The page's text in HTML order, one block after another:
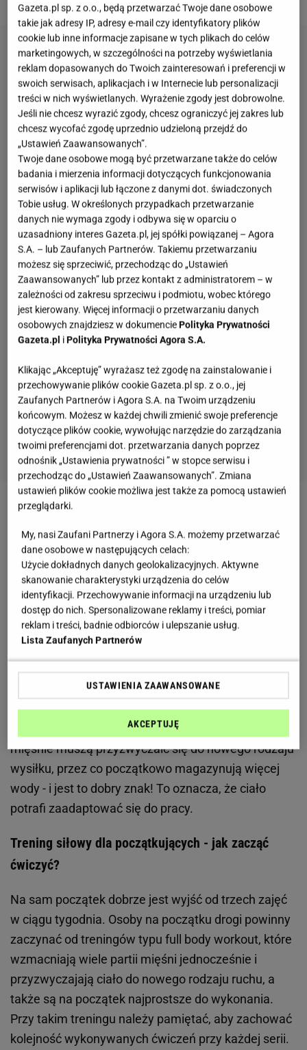
Trening siłowy dla początkujących - podstawowe
informacje
Wiele kobiet myśląc o ćwiczeniach siłowych ma
wizję mocno napakowanej, i mało kobiecej, sylwetki.
Nic bardziej mylnego! Nie każdy trening siłowy
kończy się takimi, dość drastycznymi, zmianami w
wyglądzie. Dobrze dopasowane ciężary przysłużą
się naszej kondycji i wzmocniąmięśnie, jednak bez
nadawania nam męskiej sylwetki. Przy regularnych
treningach możemy zauważyć zmianę i przybranie
na wadze, jednak jest to całkowicie normalne; nasze
mięśnie muszą przyzwyczaić się do nowego rodzaju
wysiłku, przez co początkowo magazynują więcej
wody - i jest to dobry znak! To oznacza, że ciało
potrafi zaadaptować się do pracy.
Trening siłowy dla początkujących - jak zacząć
ćwiczyć?
Na sam początek dobrze jest wyjść od trzech zajęć
w ciągu tygodnia. Osoby na początku drogi powinny
zaczynać od treningów typu full body workout, które
wzmacniają wiele partii mięśni jednocześnie i
przyzwyczajają ciało do nowego rodzaju ruchu, a
także są na początek najprostsze do wykonania.
Przy takim treningu należy pamiętać, aby zachować
kolejność wykonywanych ćwiczeń przy każdej serii.
Gazeta.pl sp. z o.o., będą przetwarzać Twoje dane osobowe
takie jak adresy IP, adresy e-mail czy identyfikatory plików
cookie lub inne informacje zapisane w tych plikach do celów
marketingowych, w szczególności na potrzeby wyświetlania
reklam dopasowanych do Twoich zainteresowań i preferencji w
swoich serwisach, aplikacjach i w Internecie lub personalizacji
treści w nich wyświetlanych. Wyrażenie zgody jest dobrowolne.
Jeśli nie chcesz wyrazić zgody, chcesz ograniczyć jej zakres lub
chcesz wycofać zgodę uprzednio udzieloną przejdź do
„Ustawień Zaawansowanych”.
Twoje dane osobowe mogą być przetwarzane także do celów
badania i mierzenia informacji dotyczących funkcjonowania
serwisów i aplikacji lub łączone z danymi dot. świadczonych
Tobie usług. W określonych przypadkach przetwarzanie
danych nie wymaga zgody i odbywa się w oparciu o
uzasadniony interes Gazeta.pl, jej spółki powiązanej – Agora
S.A. – lub Zaufanych Partnerów. Takiemu przetwarzaniu
możesz się sprzeciwić, przechodząc do „Ustawień
Zaawansowanych” lub przez kontakt z administratorem – w
zależności od zakresu sprzeciwu i podmiotu, wobec którego
jest kierowany. Więcej informacji o przetwarzaniu danych
osobowych znajdziesz w dokumenciePolityka Prywatności
Gazeta.pl iPolityka Prywatności Agora S.A.
Klikając „Akceptuję” wyrażasz też zgodę na zainstalowanie i
przechowywanie plików cookie Gazeta.pl sp. z o.o., jej
Zaufanych Partnerów i Agora S.A. na Twoim urządzeniu
końcowym. Możesz w każdej chwili zmienić swoje preferencje
dotyczące plików cookie, wywołując narzędzie do zarządzania
twoimi preferencjami dot. przetwarzania danych poprzez
odnośnik „Ustawienia prywatności ” w stopce serwisu i
przechodząc do „Ustawień Zaawansowanych”. Zmiana
ustawień plików cookie możliwa jest także za pomocą ustawień
przeglądarki.
My, nasi Zaufani Partnerzy i Agora S.A. możemy przetwarzać
dane osobowe w następujących celach:
Użycie dokładnych danych geolokalizacyjnych. Aktywne
skanowanie charakterystyki urządzenia do celów
identyfikacji. Przechowywanie informacji na urządzeniu lub
dostęp do nich. Spersonalizowane reklamy i treści, pomiar
reklam i treści, badnie odbiorców i ulepszanie usług.
Lista Zaufanych Partnerów
USTAWIENIA ZAAWANSOWANE
AKCEPTUJĘ